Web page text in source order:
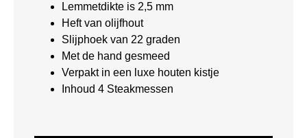
Lemmetdikte is 2,5 mm
Heft van olijfhout
Slijphoek van 22 graden
Met de hand gesmeed
Verpakt in een luxe houten kistje
Inhoud 4 Steakmessen